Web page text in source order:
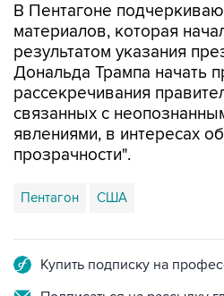
В Пентагоне
материалов, которая
результатом указания
Дональда Трампа начать
рассекречивания
связанных с
явлениями, в интересах
прозрачности".
Пентагон США
Купить подписку на